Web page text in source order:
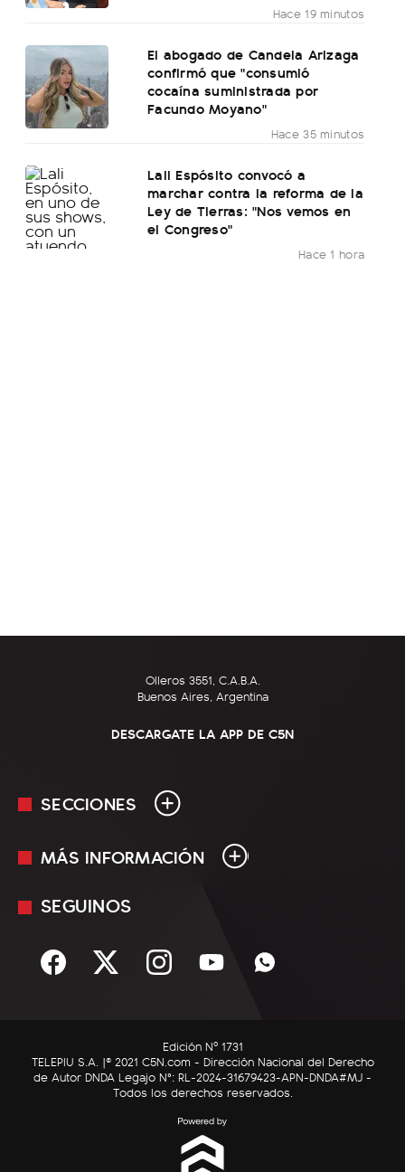
Hace 19 minutos
El abogado de Candela Arizaga
confirmó que "consumió
cocaína suministrada por
Facundo Moyano"
Hace 35 minutos
Lali Espósito convocó a
marchar contra la reforma de la
Ley de Tierras: "Nos vemos en
el Congreso"
Hace 1 hora
Olleros 3551, C.A.B.A.
Buenos Aires, Argentina
DESCARGATE LA APP DE C5N
SECCIONES
En Vivo
Sociedad
C5N Autos
RatingCero
MÁS INFORMACIÓN
Mediakit
Términos y condiciones
SEGUINOS
Edición Nº 1731
TELEPIU S.A. |© 2021 C5N.com - Dirección Nacional del Derecho
de Autor DNDA Legajo N°: RL-2024-31679423-APN-DNDA#MJ -
Todos los derechos reservados.